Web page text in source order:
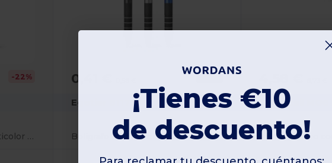
-22%
Bolígrafo con escritura multicolor 4 en 1
0,41 € -29%
Egotier 81179
Bolígrafo multifunción con escritura 3 en 1
GiftRetail
KEY C Llavero
¡Tienes €10
de descuento!